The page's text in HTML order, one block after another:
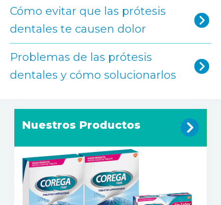
Cómo evitar que las prótesis
dentales te causen dolor
Problemas de las prótesis
dentales y cómo solucionarlos
Nuestros Productos